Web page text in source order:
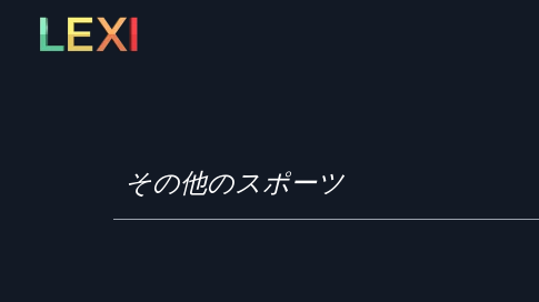
その他のスポーツ